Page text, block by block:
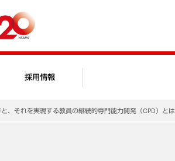
採用情報
、それを実現する教員の継続的専門能力開発（CPD）とは